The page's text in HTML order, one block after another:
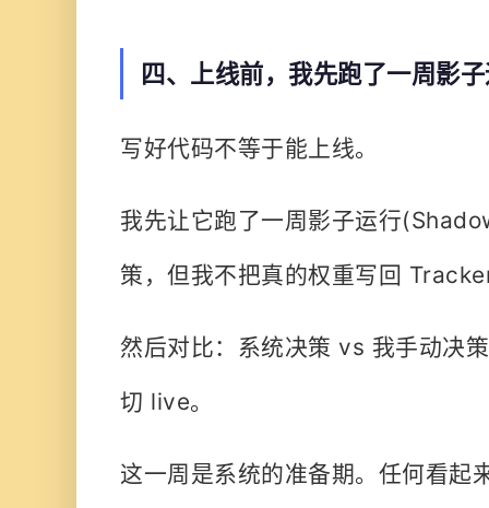
四、上线前，我先跑了一周影
写好代码不等于能上线。
我先让它跑了一周 影子运行
策， 但我不把真的权重写回
然后对比： 系统决策 vs 我手动决策
切 live。
这一周是系统的准备期。任何看起